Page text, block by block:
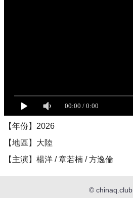
【年份】2026
【地區】大陸
【主演】楊洋 / 章若楠 / 方逸倫
© chinaq.club